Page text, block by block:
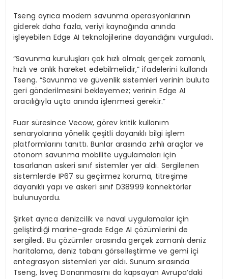
Tseng ayrıca modern savunma operasyonlarının
giderek daha fazla, veriyi kaynağında anında
işleyebilen Edge AI teknolojilerine dayandığını vurguladı.
“Savunma kuruluşları çok hızlı olmalı; gerçek zamanlı,
hızlı ve anlık hareket edebilmelidir,” ifadelerini kullandı
Tseng. “Savunma ve güvenlik sistemleri verinin buluta
geri gönderilmesini bekleyemez; verinin Edge AI
aracılığıyla uçta anında işlenmesi gerekir.”
Fuar süresince Vecow, görev kritik kullanım
senaryolarına yönelik çeşitli dayanıklı bilgi işlem
platformlarını tanıttı. Bunlar arasında zırhlı araçlar ve
otonom savunma mobilite uygulamaları için
tasarlanan askeri sınıf sistemler yer aldı. Sergilenen
sistemlerde IP67 su geçirmez koruma, titreşime
dayanıklı yapı ve askeri sınıf D38999 konnektörler
bulunuyordu.
Şirket ayrıca denizcilik ve naval uygulamalar için
geliştirdiği marine-grade Edge AI çözümlerini de
sergiledi. Bu çözümler arasında gerçek zamanlı deniz
haritalama, deniz tabanı görselleştirme ve gemi içi
entegrasyon sistemleri yer aldı. Sunum sırasında
Tseng, İsveç Donanması’nı da kapsayan Avrupa’daki